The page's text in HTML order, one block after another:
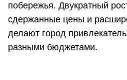
побережья. Двукратный
сдержанные цены и
делают город
разными бюджетами.